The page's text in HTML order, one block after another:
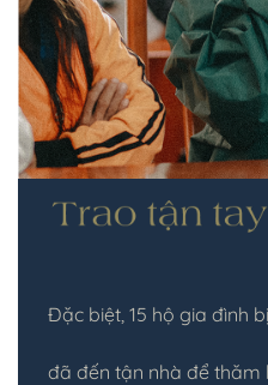
Đặc biệt, 15 hộ gia đình
đã đến tận nhà để thăm